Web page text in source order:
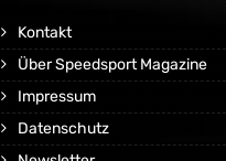
Kontakt
Über Speedsport Magazine
Impressum
Datenschutz